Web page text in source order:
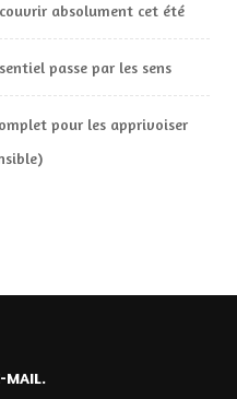
absolument cet été
passe par les sens
pour les apprivoiser
MAIL.